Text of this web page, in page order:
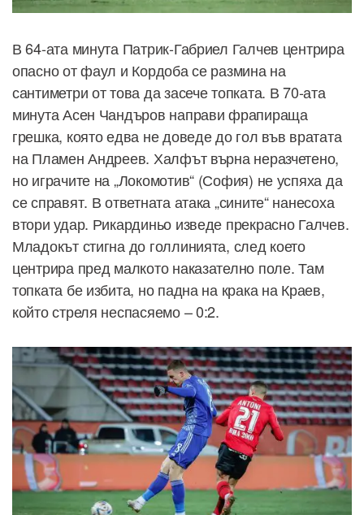
В 64-ата минута Патрик-Габриел Галчев центрира
опасно от фаул и Кордоба се размина на
сантиметри от това да засече топката. В 70-ата
минута Асен Чандъров направи фрапираща
грешка, която едва не доведе до гол във вратата
на Пламен Андреев. Халфът върна неразчетено,
но играчите на „Локомотив“ (София) не успяха да
се справят. В ответната атака „сините“ нанесоха
втори удар. Рикардиньо изведе прекрасно Галчев.
Младокът стигна до голлинията, след което
центрира пред малкото наказателно поле. Там
топката бе избита, но падна на крака на Краев,
който стреля неспасяемо – 0:2.